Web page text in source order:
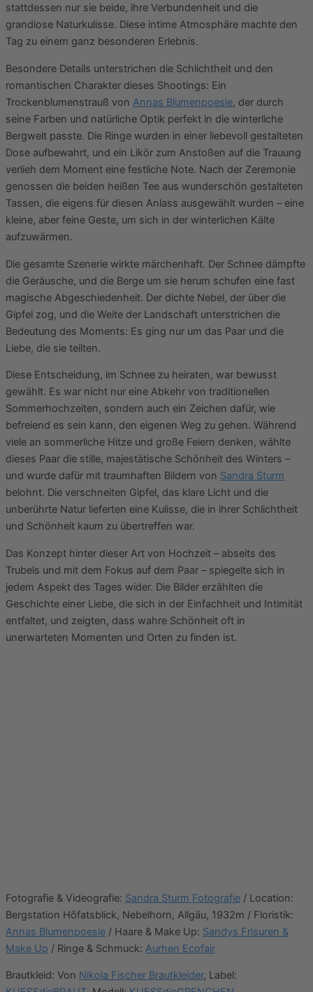
stattdessen nur sie beide, ihre Verbundenheit und die
grandiose Naturkulisse. Diese intime Atmosphäre machte den
Tag zu einem ganz besonderen Erlebnis.
Besondere Details unterstrichen die Schlichtheit und den
romantischen Charakter dieses Shootings: Ein
Trockenblumenstrauß von Annas Blumenpoesie, der durch
seine Farben und natürliche Optik perfekt in die winterliche
Bergwelt passte. Die Ringe wurden in einer liebevoll gestalteten
Dose aufbewahrt, und ein Likör zum Anstoßen auf die Trauung
verlieh dem Moment eine festliche Note. Nach der Zeremonie
genossen die beiden heißen Tee aus wunderschön gestalteten
Tassen, die eigens für diesen Anlass ausgewählt wurden – eine
kleine, aber feine Geste, um sich in der winterlichen Kälte
aufzuwärmen.
Die gesamte Szenerie wirkte märchenhaft. Der Schnee dämpfte
die Geräusche, und die Berge um sie herum schufen eine fast
magische Abgeschiedenheit. Der dichte Nebel, der über die
Gipfel zog, und die Weite der Landschaft unterstrichen die
Bedeutung des Moments: Es ging nur um das Paar und die
Liebe, die sie teilten.
Diese Entscheidung, im Schnee zu heiraten, war bewusst
gewählt. Es war nicht nur eine Abkehr von traditionellen
Sommerhochzeiten, sondern auch ein Zeichen dafür, wie
befreiend es sein kann, den eigenen Weg zu gehen. Während
viele an sommerliche Hitze und große Feiern denken, wählte
dieses Paar die stille, majestätische Schönheit des Winters –
und wurde dafür mit traumhaften Bildern von Sandra Sturm
belohnt. Die verschneiten Gipfel, das klare Licht und die
unberührte Natur lieferten eine Kulisse, die in ihrer Schlichtheit
und Schönheit kaum zu übertreffen war.
Das Konzept hinter dieser Art von Hochzeit – abseits des
Trubels und mit dem Fokus auf dem Paar – spiegelte sich in
jedem Aspekt des Tages wider. Die Bilder erzählten die
Geschichte einer Liebe, die sich in der Einfachheit und Intimität
entfaltet, und zeigten, dass wahre Schönheit oft in
unerwarteten Momenten und Orten zu finden ist.
Fotografie & Videografie: Sandra Sturm Fotografie / Location:
Bergstation Höfatsblick, Nebelhorn, Allgäu, 1932m / Floristik:
Annas Blumenpoesie / Haare & Make Up: Sandys Frisuren &
Make Up / Ringe & Schmuck: Aurhen Ecofair
Brautkleid: Von Nikola Fischer Brautkleider, Label: